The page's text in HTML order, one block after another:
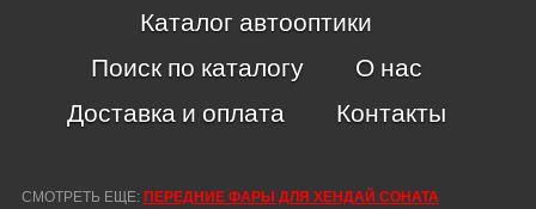
Каталог автооптики
Поиск по каталогу
О нас
Доставка и оплата
Контакты
СМОТРЕТЬ ЕЩЕ: ПЕРЕДНИЕ ФАРЫ ДЛЯ ХЕНДАЙ СОНАТА